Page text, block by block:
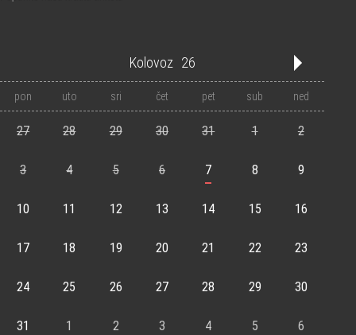
Kolovoz 26
1 3 5 8 10 12
'21 '23 '24 '26 '28 '29 '31
pon uto sri čet pet sub ned
27 28 29 30 31 1 2
3 4 5 6 7 8 9
10 11 12 13 14 15 16
17 18 19 20 21 22 23
24 25 26 27 28 29 30
31 1 2 3 4 5 6